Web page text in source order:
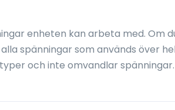
enheten kan arbeta med. Om
spänningar som används över
och inte omvandlar spänningar.